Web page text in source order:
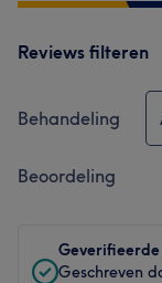
Reviews filteren
Behandeling
Beoordeling
Geschreven